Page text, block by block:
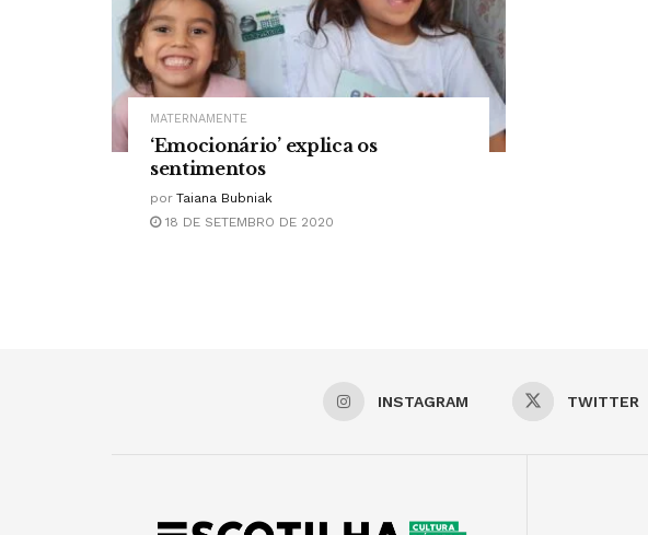
MATERNAMENTE
‘Emocionário’ explica os
sentimentos
por Taiana Bubniak
18 DE SETEMBRO DE 2020
INSTAGRAM TWITTER